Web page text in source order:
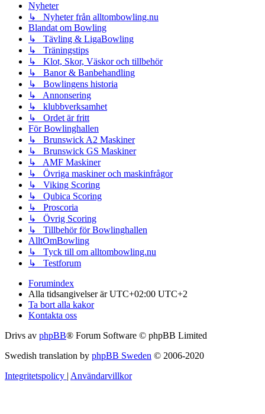
Nyheter
↳ Nyheter från alltombowling.nu
Blandat om Bowling
↳ Tävling & LigaBowling
↳ Träningstips
↳ Klot, Skor, Väskor och tillbehör
↳ Banor & Banbehandling
↳ Bowlingens historia
↳ Annonsering
↳ klubbverksamhet
↳ Ordet är fritt
För Bowlinghallen
↳ Brunswick A2 Maskiner
↳ Brunswick GS Maskiner
↳ AMF Maskiner
↳ Övriga maskiner och maskinfrågor
↳ Viking Scoring
↳ Qubica Scoring
↳ Proscoria
↳ Övrig Scoring
↳ Tillbehör för Bowlinghallen
AlltOmBowling
↳ Tyck till om alltombowling.nu
↳ Testforum
Forumindex
Alla tidsangivelser är UTC+02:00 UTC+2
Ta bort alla kakor
Kontakta oss
Drivs av phpBB® Forum Software © phpBB Limited
Swedish translation by phpBB Sweden © 2006-2020
Integritetspolicy | Användarvillkor